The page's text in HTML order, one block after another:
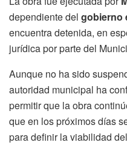
dependiente del gobierno
encuentra detenida, en
jurídica por parte del
Aunque no ha sido
autoridad municipal ha
permitir que la obra
que en los próximos días
para definir la viabilidad